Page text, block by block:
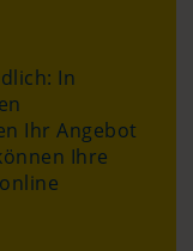
In
Ihr Angebot
Ihre